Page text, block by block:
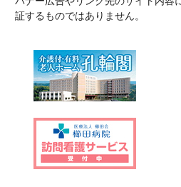
証するものではありません。